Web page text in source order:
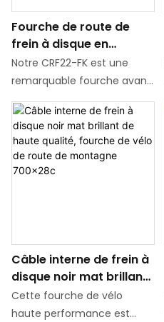
câblage selon les besoins du
client et peut être utilisée
pour un câblage interne
entièrement caché ou un
câblage interne semi-
de nombreux cadres en
alliage d'aluminium, en
alliage de titane et en fibre
de carbone pour assembler
Fourche de route de
frein à disque en
carbone 700*28C
100*12mm
Notre CRF22-FK est une
remarquable fourche avant
à axe traversant pour freins
à disque en fibre de
carbone. Il dispose non
seulement de deux modes
optionnels de câblage
également être
personnalisé sur une base
unique en fonction des
besoins du client. Son
apparence est à la mode et
Câble interne de frein à
disque noir mat brillant
de haute qualité,
fourche de vélo de
Cette fourche de vélo
haute performance est